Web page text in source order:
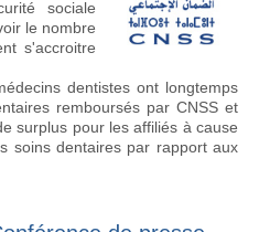
sociale
le nombre
s'accroitre
dentistes ont longtemps
remboursés par CNSS et
surplus pour les affiliés à cause
soins dentaires par rapport aux